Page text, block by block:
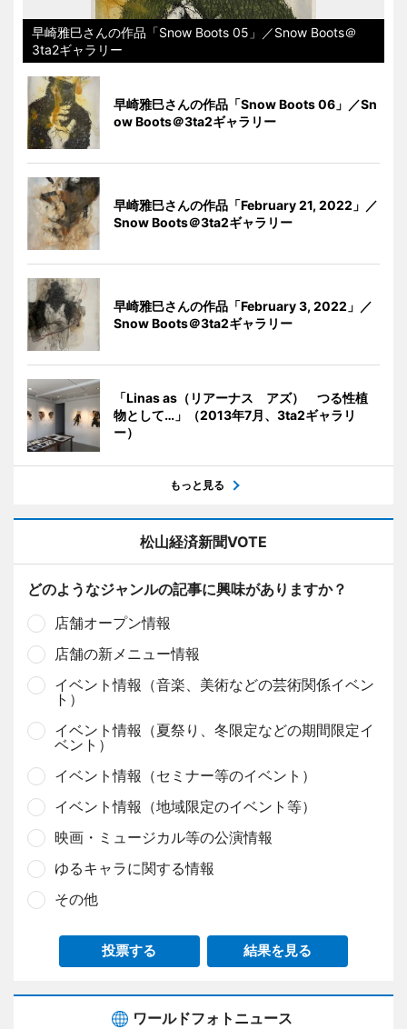
早崎雅巳さんの作品「Snow Boots 05」／Snow Boots＠
3ta2ギャラリー
早崎雅巳さんの作品「Snow Boots 06」／Sn
ow Boots＠3ta2ギャラリー
早崎雅巳さんの作品「February 21, 2022」／
Snow Boots＠3ta2ギャラリー
早崎雅巳さんの作品「February 3, 2022」／
Snow Boots＠3ta2ギャラリー
「Linas as（リアーナス アズ） つる性植
物として…」（2013年7月、3ta2ギャラリ
ー）
もっと見る
松山経済新聞VOTE
どのようなジャンルの記事に興味がありますか？
店舗オープン情報
店舗の新メニュー情報
イベント情報（音楽、美術などの芸術関係イベン
ト）
イベント情報（夏祭り、冬限定などの期間限定イ
ベント）
イベント情報（セミナー等のイベント）
イベント情報（地域限定のイベント等）
映画・ミュージカル等の公演情報
ゆるキャラに関する情報
その他
投票する 結果を見る
ワールドフォトニュース